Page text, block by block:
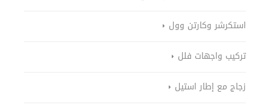
استكرشر وكارتن وول
تركيب واجهات فلل
زجاج مع إطار استيل